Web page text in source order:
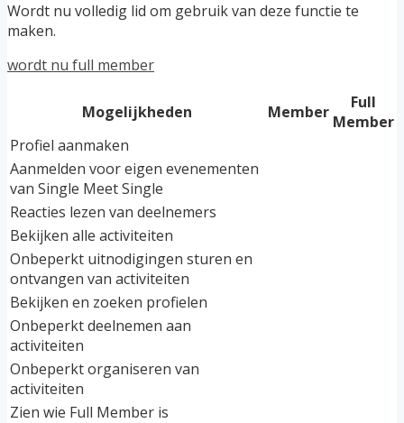
Wordt nu volledig lid om gebruik van deze functie te
maken.
wordt nu full member
Mogelijkheden Member
Full
Member
Profiel aanmaken
Aanmelden voor eigen evenementen
van Single Meet Single
Reacties lezen van deelnemers
Bekijken alle activiteiten
Onbeperkt uitnodigingen sturen en
ontvangen van activiteiten
Bekijken en zoeken profielen
Onbeperkt deelnemen aan
activiteiten
Onbeperkt organiseren van
activiteiten
Zien wie Full Member is